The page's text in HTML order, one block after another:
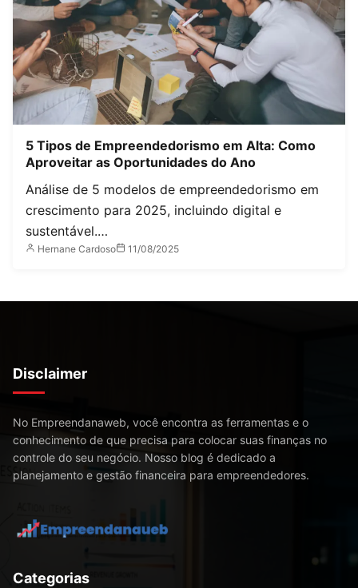
5 Tipos de Empreendedorismo em Alta: Como
Aproveitar as Oportunidades do Ano
Análise de 5 modelos de empreendedorismo em
crescimento para 2025, incluindo digital e
sustentável.…
Hernane Cardoso 11/08/2025
Disclaimer
No Empreendanaweb, você encontra as ferramentas e o
conhecimento de que precisa para colocar suas finanças no
controle do seu negócio. Nosso blog é dedicado a
planejamento e gestão financeira para empreendedores.
Categorias